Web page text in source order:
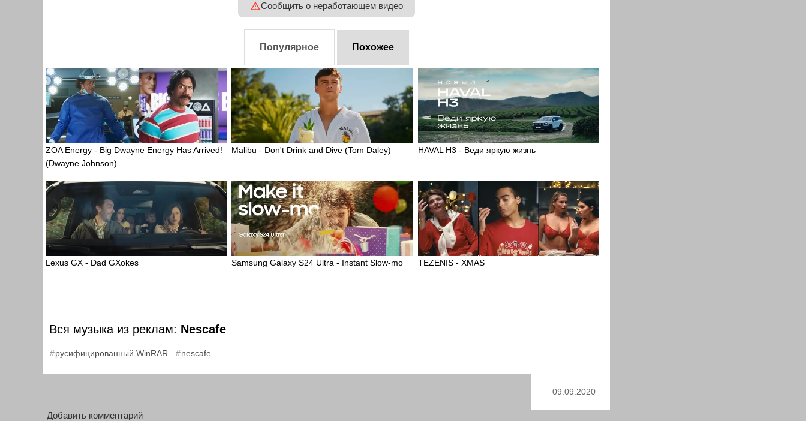
Сообщить о неработающем видео
Популярное Похожее
ZOA Energy - Big Dwayne Energy Has Arrived!
(Dwayne Johnson)
Malibu - Don't Drink and Dive (Tom Daley) HAVAL H3 - Веди яркую жизнь
Lexus GX - Dad GXokes Samsung Galaxy S24 Ultra - Instant Slow-mo TEZENIS - XMAS
Вся музыка из реклам: Nescafe
русифицированный WinRAR nescafe
09.09.2020
Добавить комментарий